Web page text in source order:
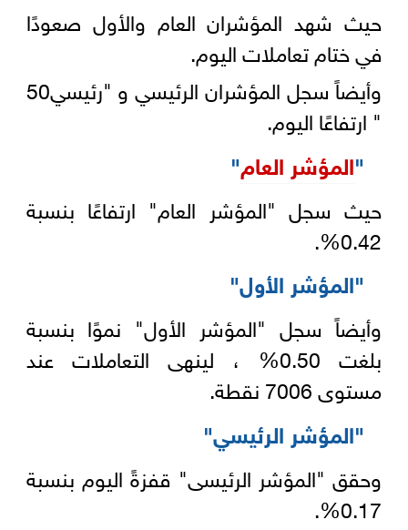
حيث شهد المؤشران العام والأول صعودًا
في ختام تعاملات اليوم.
وأيضاً سجل المؤشران الرئيسي و "رئيسي50
" ارتفاعًا اليوم.
"المؤشر العام"
حيث سجل "المؤشر العام" ارتفاعًا بنسبة
0.42%.
"المؤشر الأول"
وأيضاً سجل "المؤشر الأول" نموًا بنسبة
بلغت 0.50% ، لينهى التعاملات عند
مستوى 7006 نقطة.
"المؤشر الرئيسي"
وحقق "المؤشر الرئيسى" قفزةً اليوم بنسبة
0.17%.